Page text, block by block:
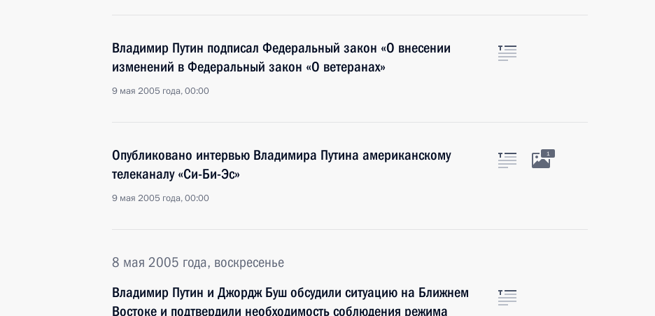
Владимир Путин подписал Федеральный закон «О внесении
изменений в Федеральный закон «О ветеранах»
9 мая 2005 года, 00:00
Опубликовано интервью Владимира Путина американскому
телеканалу «Си-Би-Эс»
9 мая 2005 года, 00:00
1
8 мая 2005 года, воскресенье
Владимир Путин и Джордж Буш обсудили ситуацию на Ближнем
Востоке и подтвердили необходимость соблюдения режима